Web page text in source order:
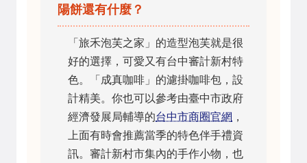
陽餅還有什麼？
「旅禾泡芙之家」的造型泡芙就是很
好的選擇，可愛又有台中審計新村特
色。「成真咖啡」的濾掛咖啡包，設
計精美。你也可以參考由臺中市政府
經濟發展局輔導的台中市商圈官網 ，
上面有時會推薦當季的特色伴手禮資
訊。審計新村市集內的手作小物，也